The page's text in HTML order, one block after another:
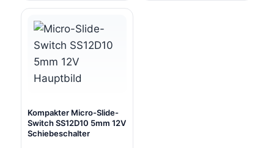
Kompakter Micro-Slide-
Switch SS12D10 5mm 12V
Schiebeschalter